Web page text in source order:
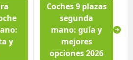
y
Coches 9 plazas
segunda
mano: guía y
mejores
opciones 2026